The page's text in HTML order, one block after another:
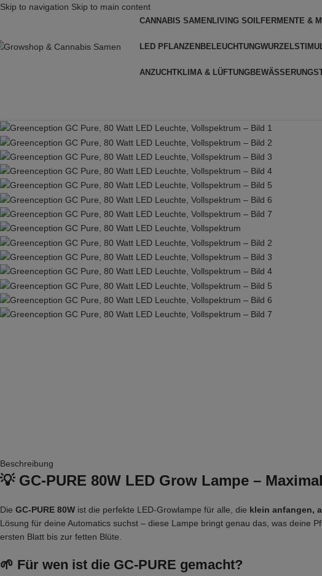
Skip to navigation Skip to main content
CANNABIS SAMENLIVING SOILFERMENTE &
LED PFLANZENBELEUCHTUNG
ANZUCHTKLIMA & LÜFTUNG
Beschreibung
💡 GC-PURE 80W LED Grow Lampe –
Die GC-PURE 80W ist die perfekte LED-Growlampe für alle, die klein anfangen,
Lösung für deine Automatics suchst – diese Lampe bringt genau das, was deine
ersten Blatt bis zur fetten Blüte.
🌱 Für wen ist die GC-PURE gemacht?